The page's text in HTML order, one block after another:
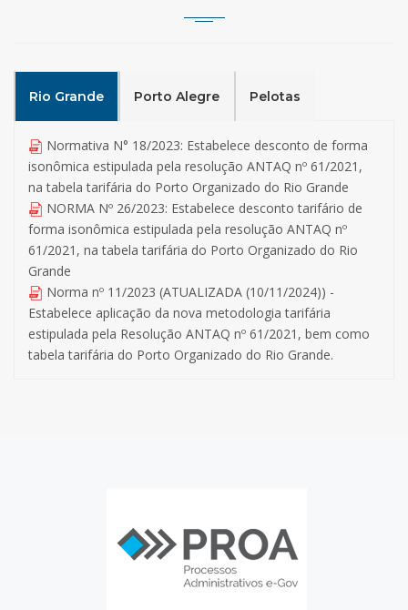
Rio Grande Porto Alegre Pelotas
Normativa N° 18/2023: Estabelece desconto de forma
isonômica estipulada pela resolução ANTAQ nº 61/2021,
na tabela tarifária do Porto Organizado do Rio Grande
NORMA Nº 26/2023: Estabelece desconto tarifário de
forma isonômica estipulada pela resolução ANTAQ nº
61/2021, na tabela tarifária do Porto Organizado do Rio
Grande
Norma nº 11/2023 (ATUALIZADA (10/11/2024)) -
Estabelece aplicação da nova metodologia tarifária
estipulada pela Resolução ANTAQ nº 61/2021, bem como
tabela tarifária do Porto Organizado do Rio Grande.